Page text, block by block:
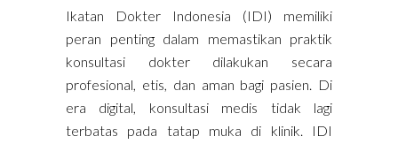
Ikatan Dokter Indonesia (IDI) memiliki
peran penting dalam memastikan praktik
konsultasi dokter dilakukan secara
profesional, etis, dan aman bagi pasien. Di
era digital, konsultasi medis tidak lagi
terbatas pada tatap muka di klinik. IDI